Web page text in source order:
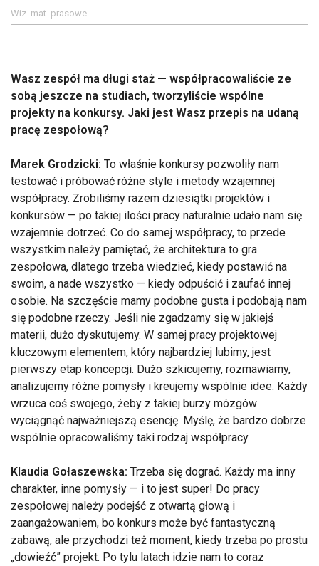
Wiz. mat. prasowe
Wasz zespół ma długi staż — współpracowaliście ze
sobą jeszcze na studiach, tworzyliście wspólne
projekty na konkursy. Jaki jest Wasz przepis na udaną
pracę zespołową?
Marek Grodzicki: To właśnie konkursy pozwoliły nam
testować i próbować różne style i metody wzajemnej
współpracy. Zrobiliśmy razem dziesiątki projektów i
konkursów — po takiej ilości pracy naturalnie udało nam się
wzajemnie dotrzeć. Co do samej współpracy, to przede
wszystkim należy pamiętać, że architektura to gra
zespołowa, dlatego trzeba wiedzieć, kiedy postawić na
swoim, a nade wszystko — kiedy odpuścić i zaufać innej
osobie. Na szczęście mamy podobne gusta i podobają nam
się podobne rzeczy. Jeśli nie zgadzamy się w jakiejś
materii, dużo dyskutujemy. W samej pracy projektowej
kluczowym elementem, który najbardziej lubimy, jest
pierwszy etap koncepcji. Dużo szkicujemy, rozmawiamy,
analizujemy różne pomysły i kreujemy wspólnie idee. Każdy
wrzuca coś swojego, żeby z takiej burzy mózgów
wyciągnąć najważniejszą esencję. Myślę, że bardzo dobrze
wspólnie opracowaliśmy taki rodzaj współpracy.
Klaudia Gołaszewska: Trzeba się dograć. Każdy ma inny
charakter, inne pomysły — i to jest super! Do pracy
zespołowej należy podejść z otwartą głową i
zaangażowaniem, bo konkurs może być fantastyczną
zabawą, ale przychodzi też moment, kiedy trzeba po prostu
„dowieźć” projekt. Po tylu latach idzie nam to coraz